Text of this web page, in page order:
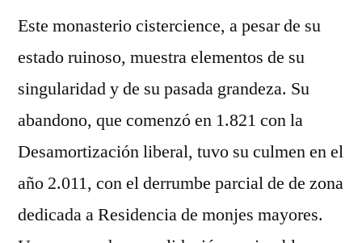
Este monasterio cistercience, a pesar de su
estado ruinoso, muestra elementos de su
singularidad y de su pasada grandeza. Su
abandono, que comenzó en 1.821 con la
Desamortización liberal, tuvo su culmen en el
año 2.011, con el derrumbe parcial de de zona
dedicada a Residencia de monjes mayores.